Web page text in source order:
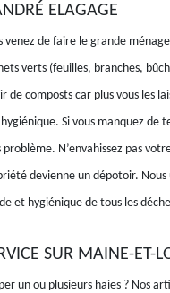
ELAGAGE
venez de faire le grande
verts (feuilles, branches,
de composts car plus vous les
Si vous manquez de
problème. N’envahissez pas
devienne un dépotoir.
et hygiénique de tous les
SUR MAINE-ET-
un ou plusieurs haies ? Nos